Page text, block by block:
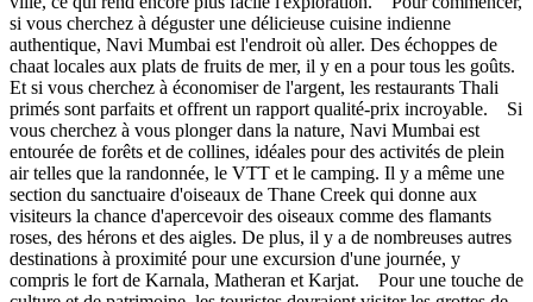
si vous cherchez à déguster une délicieuse cuisine indienne
authentique, Navi Mumbai est l'endroit où aller. Des échoppes de
chaat locales aux plats de fruits de mer, il y en a pour tous les goûts.
Et si vous cherchez à économiser de l'argent, les restaurants Thali
primés sont parfaits et offrent un rapport qualité-prix incroyable. Si
vous cherchez à vous plonger dans la nature, Navi Mumbai est
entourée de forêts et de collines, idéales pour des activités de plein
air telles que la randonnée, le VTT et le camping. Il y a même une
section du sanctuaire d'oiseaux de Thane Creek qui donne aux
visiteurs la chance d'apercevoir des oiseaux comme des flamants
roses, des hérons et des aigles. De plus, il y a de nombreuses autres
destinations à proximité pour une excursion d'une journée, y
compris le fort de Karnala, Matheran et Karjat. Pour une touche de